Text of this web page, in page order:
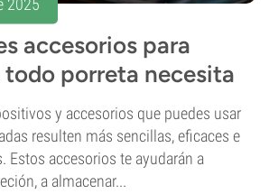
accesorios para
porreta necesita
y accesorios que puedes usar
resulten más sencillas, eficaces e
Estos accesorios te ayudarán a
a almacenar...